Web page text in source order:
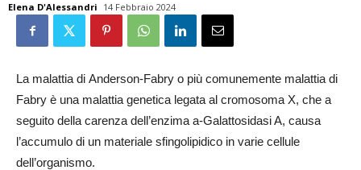
Elena D'Alessandri 14 Febbraio 2024
La malattia di Anderson-Fabry o più comunemente malattia di
Fabry è una malattia genetica legata al cromosoma X, che a
seguito della carenza dell’enzima a-Galattosidasi A, causa
l’accumulo di un materiale sfingolipidico in varie cellule
dell’organismo.